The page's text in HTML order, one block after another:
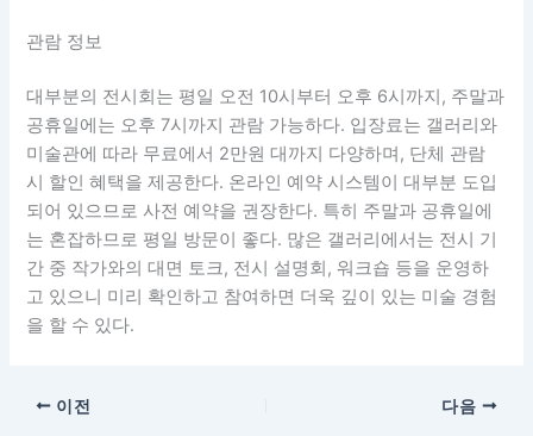
관람 정보
대부분의 전시회는 평일 오전 10시부터 오후 6시까지, 주말과
공휴일에는 오후 7시까지 관람 가능하다. 입장료는 갤러리와
미술관에 따라 무료에서 2만원 대까지 다양하며, 단체 관람
시 할인 혜택을 제공한다. 온라인 예약 시스템이 대부분 도입
되어 있으므로 사전 예약을 권장한다. 특히 주말과 공휴일에
는 혼잡하므로 평일 방문이 좋다. 많은 갤러리에서는 전시 기
간 중 작가와의 대면 토크, 전시 설명회, 워크숍 등을 운영하
고 있으니 미리 확인하고 참여하면 더욱 깊이 있는 미술 경험
을 할 수 있다.
이전 다음